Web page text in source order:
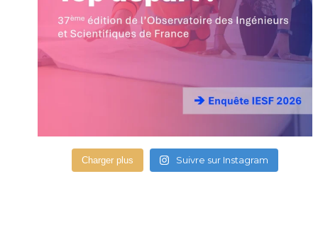
Charger plus Suivre sur Instagram